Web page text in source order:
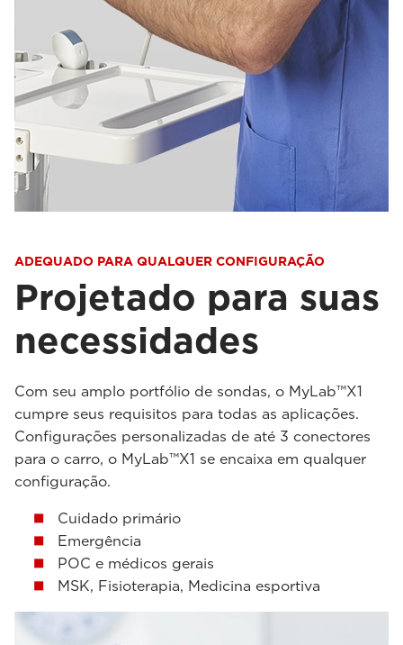
ADEQUADO PARA QUALQUER CONFIGURAÇÃO
Projetado para suas
necessidades
Com seu amplo portfólio de sondas, o MyLab™X1
cumpre seus requisitos para todas as aplicações.
Configurações personalizadas de até 3 conectores
para o carro, o MyLab™X1 se encaixa em qualquer
configuração.
Cuidado primário
Emergência
POC e médicos gerais
MSK, Fisioterapia, Medicina esportiva